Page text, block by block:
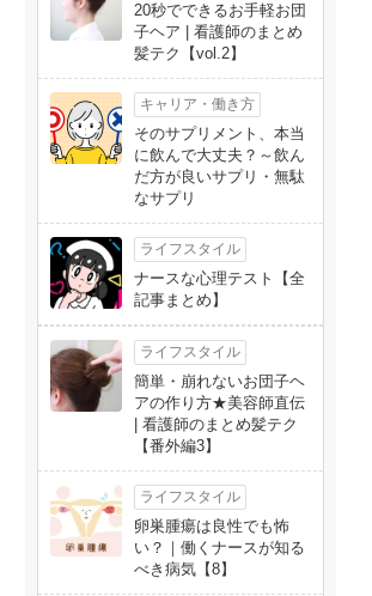
20秒でできるお手軽お団
子ヘア | 看護師のまとめ
髪テク【vol.2】
キャリア・働き方
そのサプリメント、本当
に飲んで大丈夫？～飲ん
だ方が良いサプリ・無駄
なサプリ
ライフスタイル
ナースな心理テスト【全
記事まとめ】
ライフスタイル
簡単・崩れないお団子ヘ
アの作り方★美容師直伝
| 看護師のまとめ髪テク
【番外編3】
ライフスタイル
卵巣腫瘍は良性でも怖
い？｜働くナースが知る
べき病気【8】